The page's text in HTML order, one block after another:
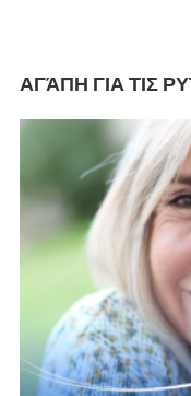
ΑΓΆΠΗ ΓΙΑ ΤΙΣ